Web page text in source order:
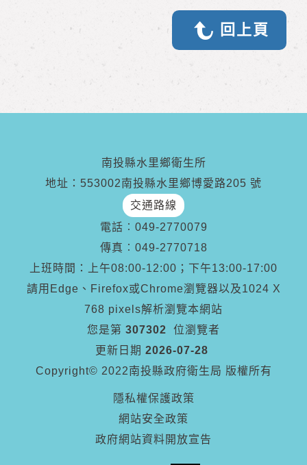
回上頁
南投縣水里鄉衛生所
地址：553002南投縣水里鄉博愛路205 號
交通路線
電話︰ 049-2770079
傳真︰ 049-2770718
上班時間：上午08:00-12:00；下午13:00-17:00
請用Edge、Firefox或Chrome瀏覽器以及1024 X
768 pixels解析瀏覽本網站
您是第 307302
位瀏覽者
更新日期 2026-07-28
Copyright© 2022南投縣政府衛生局 版權所有
隱私權保護政策
網站安全政策
政府網站資料開放宣告